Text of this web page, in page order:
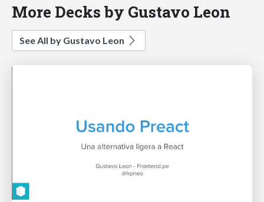
More Decks by Gustavo Leon
See All by Gustavo Leon